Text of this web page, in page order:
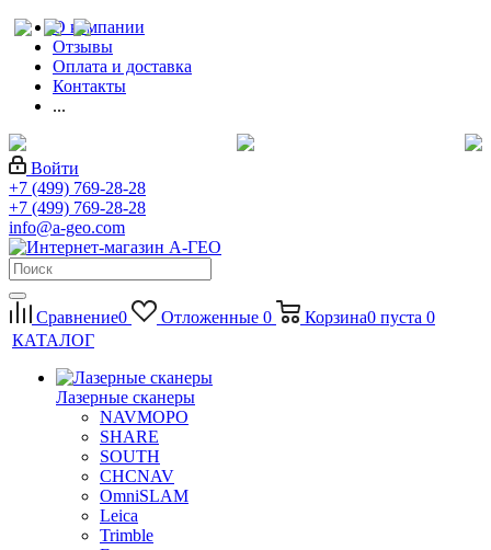
О компании
Отзывы
Оплата и доставка
Контакты
...
Войти
+7 (499) 769-28-28
+7 (499) 769-28-28
info@a-geo.com
Сравнение0 Отложенные 0 Корзина0 пуста 0
КАТАЛОГ
Лазерные сканеры
NAVMOPO
SHARE
SOUTH
CHCNAV
OmniSLAM
Leica
Trimble